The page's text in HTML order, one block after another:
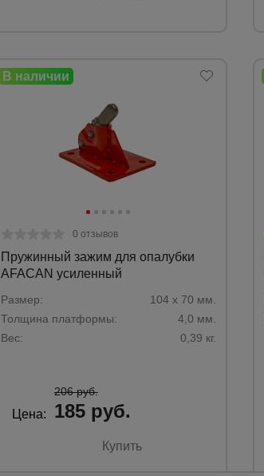
0 отзывов
Пружинный зажим для опалубки
AFACAN усиленный
Размер:
104 х 70 мм.
Толщина платформы:
4,0 мм.
Вес:
0,39 кг.
Цена:
206 руб.
185 руб.
Купить